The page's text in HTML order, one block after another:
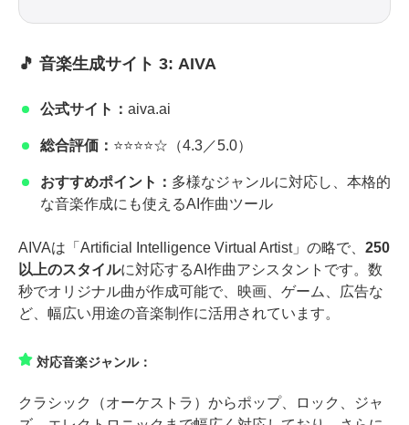
🎵 音楽生成サイト 3: AIVA
公式サイト： aiva.ai
総合評価： ⭐⭐⭐⭐☆（4.3／5.0）
おすすめポイント： 多様なジャンルに対応し、本格的
な音楽作成にも使えるAI作曲ツール
AIVAは「Artificial Intelligence Virtual Artist」の略で、 250
以上のスタイルに対応するAI作曲アシスタントです。数
秒でオリジナル曲が作成可能で、映画、ゲーム、広告な
ど、幅広い用途の音楽制作に活用されています。
対応音楽ジャンル：
クラシック（オーケストラ）からポップ、ロック、ジャ